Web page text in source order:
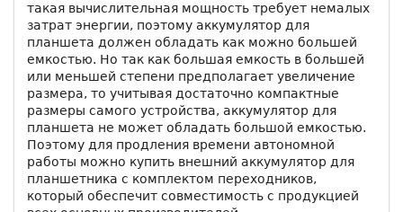
такая вычислительная мощность требует немалых
затрат энергии, поэтому аккумулятор для
планшета должен обладать как можно большей
емкостью. Но так как большая емкость в большей
или меньшей степени предполагает увеличение
размера, то учитывая достаточно компактные
размеры самого устройства, аккумулятор для
планшета не может обладать большой емкостью.
Поэтому для продления времени автономной
работы можно купить внешний аккумулятор для
планшетника с комплектом переходников,
который обеспечит совместимость с продукцией